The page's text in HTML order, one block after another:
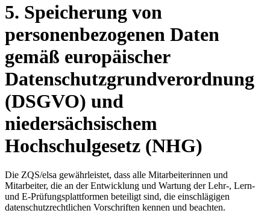
5. Speicherung von
personenbezogenen Daten
gemäß europäischer
Datenschutzgrundverordnung
(DSGVO) und
niedersächsischem
Hochschulgesetz (NHG)
Die ZQS/elsa gewährleistet, dass alle Mitarbeiterinnen und
Mitarbeiter, die an der Entwicklung und Wartung der Lehr-, Lern-
und E-Prüfungsplattformen beteiligt sind, die einschlägigen
datenschutzrechtlichen Vorschriften kennen und beachten.